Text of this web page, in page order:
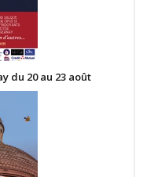
du 20 au 23 août